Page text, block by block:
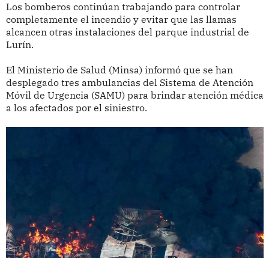
Los bomberos continúan trabajando para controlar
completamente el incendio y evitar que las llamas
alcancen otras instalaciones del parque industrial de
Lurín.
El Ministerio de Salud (Minsa) informó que se han
desplegado tres ambulancias del Sistema de Atención
Móvil de Urgencia (SAMU) para brindar atención médica
a los afectados por el siniestro.